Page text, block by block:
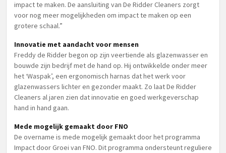
impact te maken. De aansluiting van De Ridder Cleaners zorgt
voor nog meer mogelijkheden om impact te maken op een
grotere schaal.”
Innovatie met aandacht voor mensen
Freddy de Ridder begon op zijn veertiende als glazenwasser en
bouwde zijn bedrijf met de hand op. Hij ontwikkelde onder meer
het ‘Waspak’, een ergonomisch harnas dat het werk voor
glazenwassers lichter en gezonder maakt. Zo laat De Ridder
Cleaners al jaren zien dat innovatie en goed werkgeverschap
hand in hand gaan.
Mede mogelijk gemaakt door FNO
De overname is mede mogelijk gemaakt door het programma
Impact door Groei van FNO. Dit programma ondersteunt reguliere